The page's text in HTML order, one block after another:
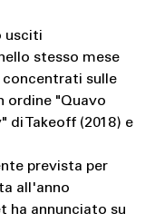
usciti
stesso mese
concentrati sulle
ordine "Quavo
di Takeoff (2018) e
prevista per
all'anno
ha annunciato su